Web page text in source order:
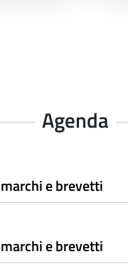
Agenda
e brevetti
e brevetti